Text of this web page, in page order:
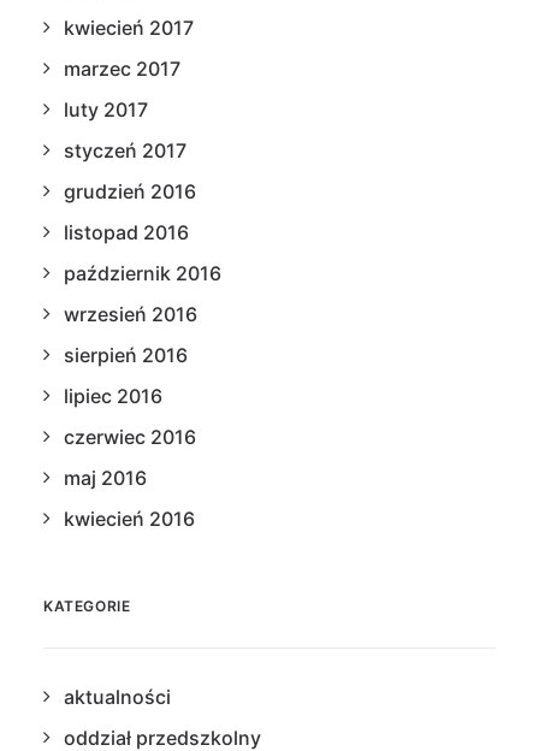
kwiecień 2017
marzec 2017
luty 2017
styczeń 2017
grudzień 2016
listopad 2016
październik 2016
wrzesień 2016
sierpień 2016
lipiec 2016
czerwiec 2016
maj 2016
kwiecień 2016
KATEGORIE
aktualności
oddział przedszkolny